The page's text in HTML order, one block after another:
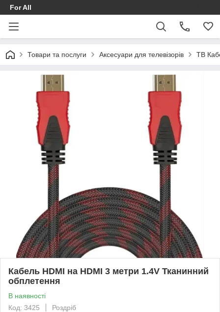
For All
Товари та послуги Аксесуари для телевізорів ТВ
Кабель HDMI на HDMI 3 метри 1.4V Тканинний
обплетення
В наявності
Код: 3425
Роздріб